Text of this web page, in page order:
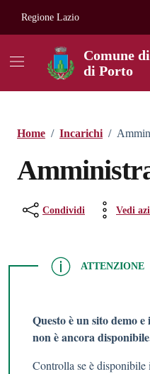
Regione Lazio
Comune
di Porto
Home / Incarichi /
Condividi Vedi
ATTENZIONE
ATTENZIONE
Questo è un sito demo
non è ancora
Controlla se è disponibile